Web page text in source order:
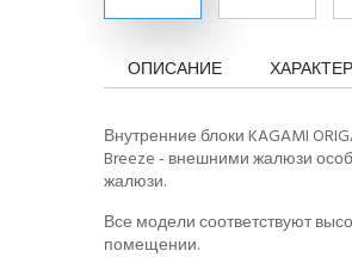
ОПИСАНИЕ
Внутренние блоки KAGAMI
Breeze - внешними жалюзи
жалюзи.
Все модели соответствуют
помещении.